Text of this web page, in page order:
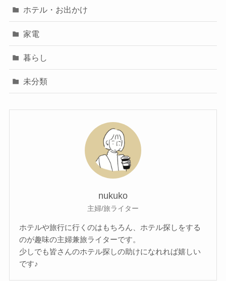
ホテル・お出かけ
家電
暮らし
未分類
nukuko
主婦/旅ライター
ホテルや旅行に行くのはもちろん、ホテル探しをする
のが趣味の主婦兼旅ライターです。
少しでも皆さんのホテル探しの助けになれれば嬉しい
です♪